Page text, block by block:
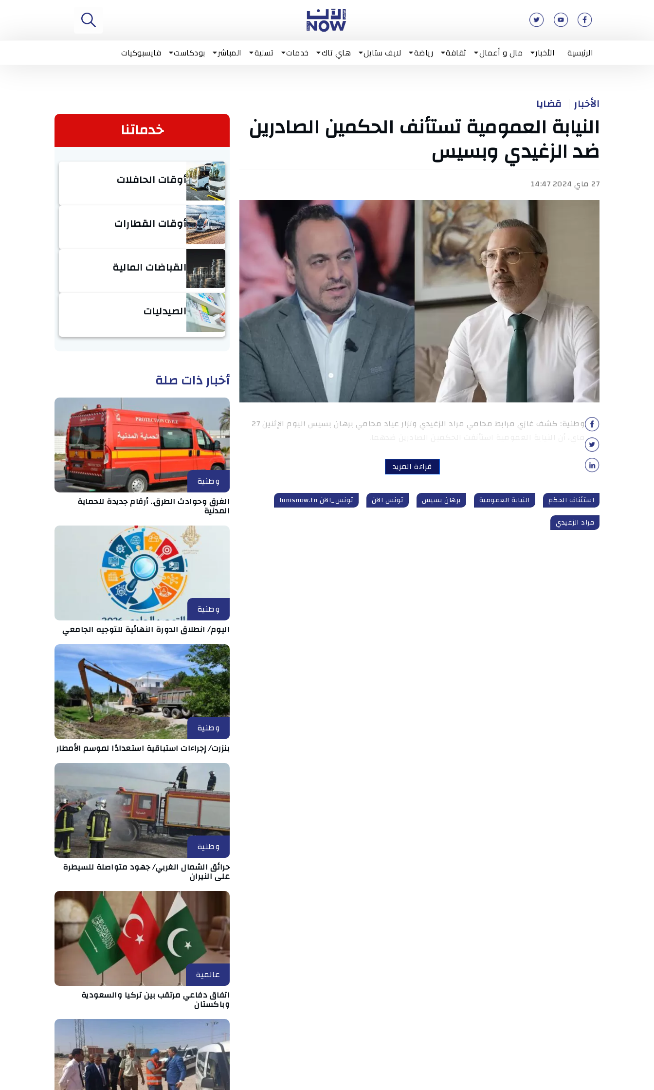
الرئيسية الأخبار مال و أعمال ثقافة رياضة لايف ستايل هاي تاك خدمات تسلية المباشر بودكاست فايسبوكيات
الأخبار قضايا
النيابة العمومية تستأنف الحكمين الصادرين
ضد الزغيدي وبسيس
27 ماي 2024 14:47
وطنية: كشف غازي مرابط محامي مراد الزغيدي ونزار عياد محامي برهان بسيس اليوم الإثنين 27
قراءة المزيد
استئناف الحكم النيابة العمومية برهان بسيس تونس الآن
تونس_الآن tunisnow.tn
مراد الزغيدي
خدماتنا
أوقات الحافلات
أوقات القطارات
القباضات المالية
الصيدليات
أخبار ذات صلة
وطنية
الغرق وحوادث الطرق.. أرقام جديدة للحماية
المدنية
وطنية
اليوم/ انطلاق الدورة النهائية للتوجيه الجامعي
وطنية
بنزرت/ إجراءات استباقية استعدادًا لموسم الأمطار
وطنية
حرائق الشمال الغربي/ جهود متواصلة للسيطرة
على النيران
عالمية
اتفاق دفاعي مرتقب بين تركيا والسعودية
وباكستان